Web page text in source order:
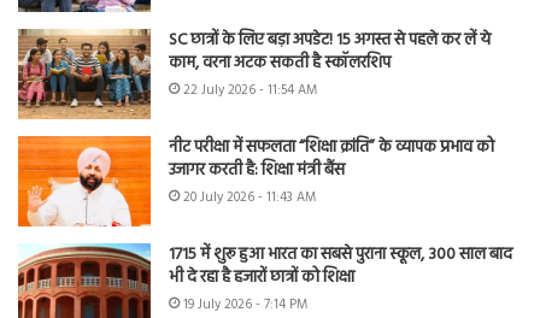
SC छात्रों के लिए बड़ा अपडेट! 15 अगस्त से पहले कर लें ये
काम, वरना अटक सकती है स्कॉलरशिप
22 July 2026 - 11:54 AM
नीट परीक्षा में सफलता “शिक्षा क्रांति” के व्यापक प्रभाव को
उजागर करती है: शिक्षा मंत्री बैंस
20 July 2026 - 11:43 AM
1715 में शुरू हुआ भारत का सबसे पुराना स्कूल, 300 साल बाद
भी दे रहा है हजारों छात्रों को शिक्षा
19 July 2026 - 7:14 PM